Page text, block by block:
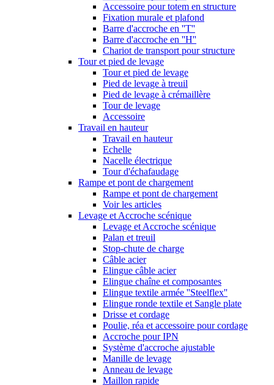
Accessoire pour totem en structure
Fixation murale et plafond
Barre d'accroche en ''T''
Barre d'accroche en ''H''
Chariot de transport pour structure
Tour et pied de levage
Tour et pied de levage
Pied de levage à treuil
Pied de levage à crémaillère
Tour de levage
Accessoire
Travail en hauteur
Travail en hauteur
Echelle
Nacelle électrique
Tour d'échafaudage
Rampe et pont de chargement
Rampe et pont de chargement
Voir les articles
Levage et Accroche scénique
Levage et Accroche scénique
Palan et treuil
Stop-chute de charge
Câble acier
Elingue câble acier
Elingue chaîne et composantes
Elingue textile armée ''Steelflex''
Elingue ronde textile et Sangle plate
Drisse et cordage
Poulie, réa et accessoire pour cordage
Accroche pour IPN
Système d'accroche ajustable
Manille de levage
Anneau de levage
Maillon rapide